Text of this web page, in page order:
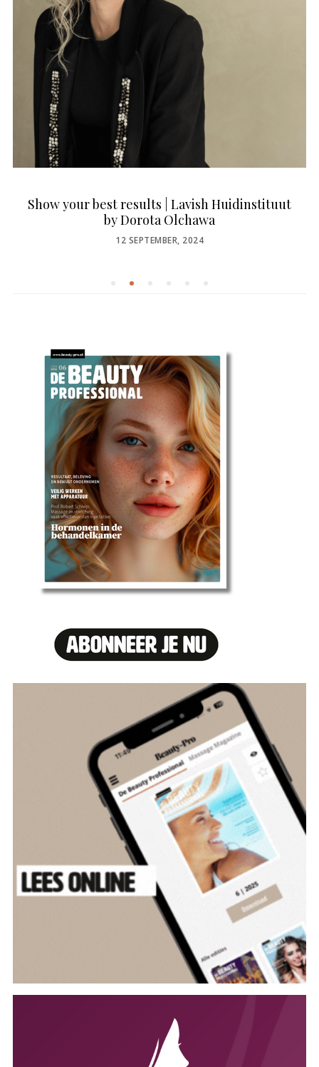
Show your best results | Lavish Huidinstituut
by Dorota Olchawa
POSTED
12 SEPTEMBER, 2024